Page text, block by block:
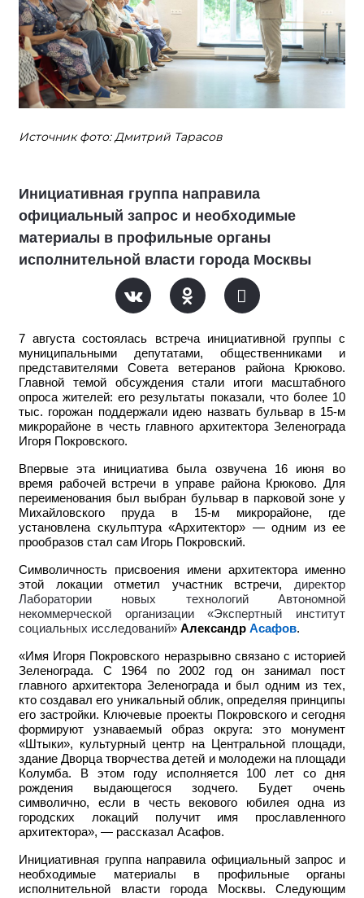
Источник фото: Дмитрий Тарасов
Инициативная группа направила
официальный запрос и необходимые
материалы в профильные органы
исполнительной власти города Москвы
7 августа состоялась встреча инициативной группы с
муниципальными депутатами, общественниками и
представителями Совета ветеранов района Крюково.
Главной темой обсуждения стали итоги масштабного
опроса жителей: его результаты показали, что более 10
тыс. горожан поддержали идею назвать бульвар в 15-м
микрорайоне в честь главного архитектора Зеленограда
Игоря Покровского.
Впервые эта инициатива была озвучена 16 июня во
время рабочей встречи в управе района Крюково. Для
переименования был выбран бульвар в парковой зоне у
Михайловского пруда в 15-м микрорайоне, где
установлена скульптура «Архитектор» — одним из ее
прообразов стал сам Игорь Покровский.
Символичность присвоения имени архитектора именно
этой локации отметил участник встречи, директор
Лаборатории новых технологий Автономной
некоммерческой организации «Экспертный институт
социальных исследований» Александр Асафов.
«Имя Игоря Покровского неразрывно связано с историей
Зеленограда. С 1964 по 2002 год он занимал пост
главного архитектора Зеленограда и был одним из тех,
кто создавал его уникальный облик, определяя принципы
его застройки. Ключевые проекты Покровского и сегодня
формируют узнаваемый образ округа: это монумент
«Штыки», культурный центр на Центральной площади,
здание Дворца творчества детей и молодежи на площади
Колумба. В этом году исполняется 100 лет со дня
рождения выдающегося зодчего. Будет очень
символично, если в честь векового юбилея одна из
городских локаций получит имя прославленного
архитектора», — рассказал Асафов.
Инициативная группа направила официальный запрос и
необходимые материалы в профильные органы
исполнительной власти города Москвы. Следующим